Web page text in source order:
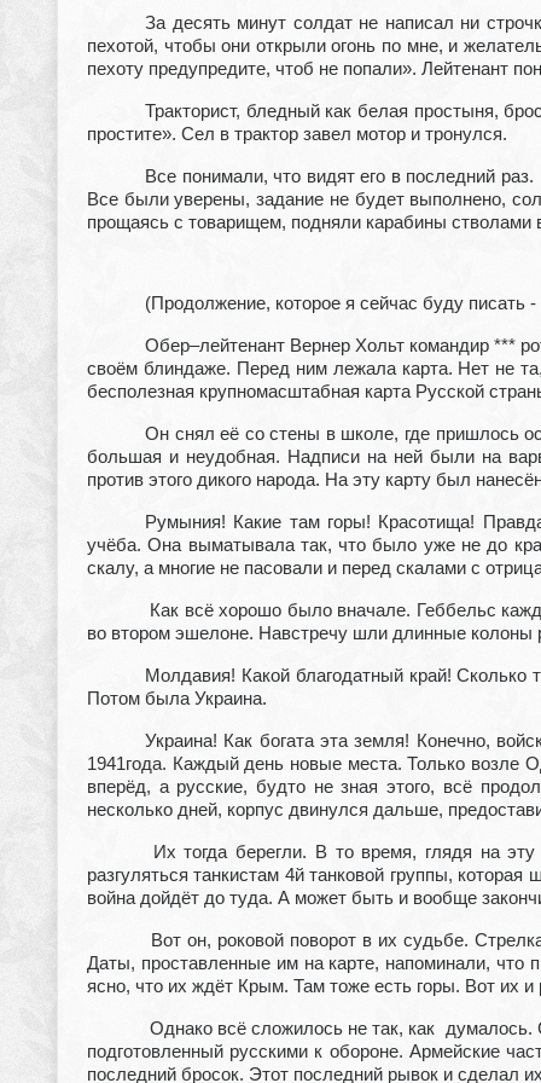
За десять минут солдат не написал ни
пехотой, чтобы они открыли огонь по мне, и
пехоту предупредите, чтоб не попали». Лейтенант
Тракторист, бледный как белая простыня,
простите». Сел в трактор завел мотор и тронулся.
Все понимали, что видят его в последний
Все были уверены, задание не будет выполнено,
прощаясь с товарищем, подняли карабины стволами
(Продолжение, которое я сейчас буду писать
Обер–лейтенант Вернер Хольт командир ***
своём блиндаже. Перед ним лежала карта. Нет не
бесполезная крупномасштабная карта Русской
Он снял её со стены в школе, где пришлось
большая и неудобная. Надписи на ней были на
против этого дикого народа. На эту карту был
Румыния! Какие там горы! Красотища!
учёба. Она выматывала так, что было уже не до
скалу, а многие не пасовали и перед скалами с
Как всё хорошо было вначале. Геббельс
во втором эшелоне. Навстречу шли длинные
Молдавия! Какой благодатный край! Сколько
Потом была Украина.
Украина! Как богата эта земля! Конечно,
1941года. Каждый день новые места. Только возле
вперёд, а русские, будто не зная этого, всё
несколько дней, корпус двинулся дальше,
Их тогда берегли. В то время, глядя на
разгуляться танкистам 4й танковой группы,
война дойдёт до туда. А может быть и вообще
Вот он, роковой поворот в их судьбе.
Даты, проставленные им на карте, напоминали, что
ясно, что их ждёт Крым. Там тоже есть горы. Вот их и
Однако всё сложилось не так, как
подготовленный русскими к обороне. Армейские
последний бросок. Этот последний рывок и сделал